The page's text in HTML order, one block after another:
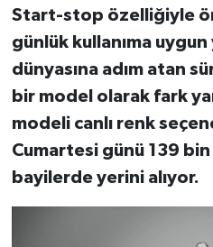
Start-stop özelliğiyle
günlük kullanıma
dünyasına adım atan
bir model olarak fark
modeli canlı renk
Cumartesi günü 139 bin
bayilerde yerini alıyor.